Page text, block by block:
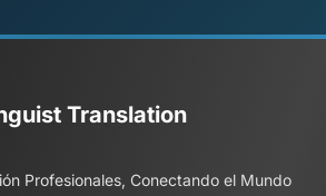
Translation
Profesionales, Conectando el Mundo